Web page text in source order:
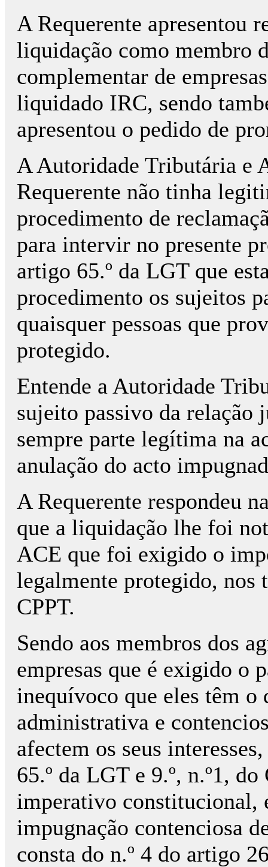
A Requerente apresentou
liquidação como membro
complementar de
liquidado IRC, sendo
apresentou o pedido de
A Autoridade Tributária e
Requerente não tinha
procedimento de
para intervir no presente
artigo 65.º da LGT que
procedimento os sujeitos
quaisquer pessoas que
protegido.
Entende a Autoridade
sujeito passivo da
sempre parte legítima na
anulação do acto
A Requerente respondeu
que a liquidação lhe foi
ACE que foi exigido o
legalmente protegido, nos
CPPT.
Sendo aos membros dos
empresas que é exigido o
inequívoco que eles têm
administrativa e
afectem os seus
65.º da LGT e 9.º, n.º1,
imperativo constitucional,
impugnação contenciosa
consta do n.º 4 do artigo